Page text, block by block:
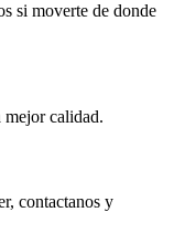
si moverte de donde
mejor calidad.
contactanos y